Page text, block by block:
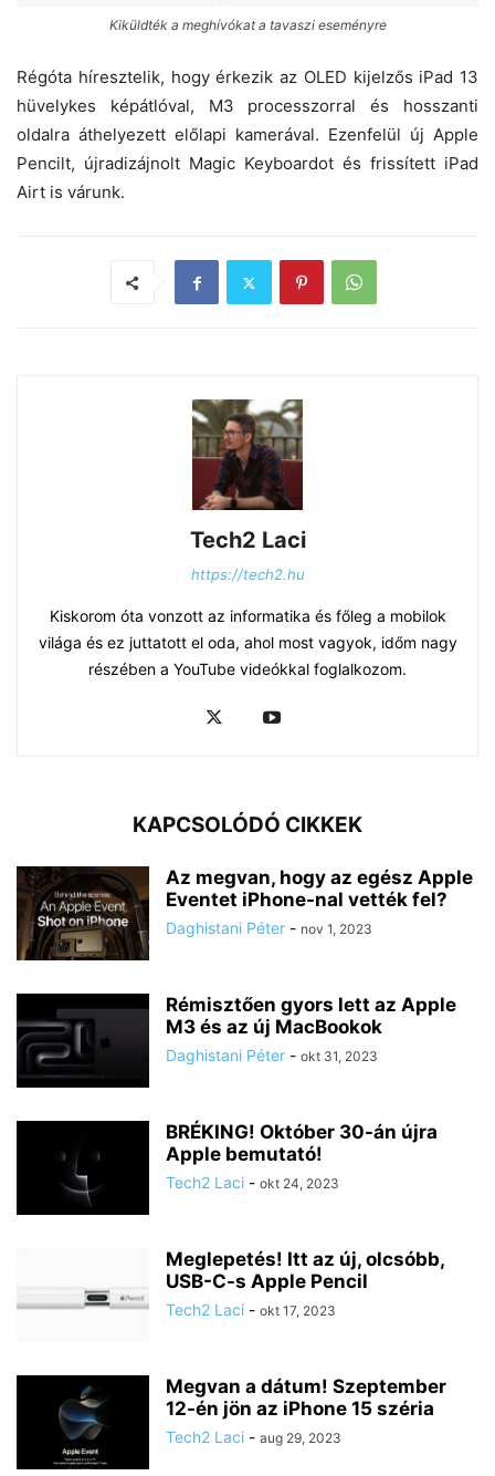
Kiküldték a meghívókat a tavaszi eseményre
Régóta híresztelik, hogy érkezik az OLED kijelzős iPad 13
hüvelykes képátlóval, M3 processzorral és hosszanti
oldalra áthelyezett előlapi kamerával. Ezenfelül új Apple
Pencilt, újradizájnolt Magic Keyboardot és frissített iPad
Airt is várunk.
Tech2 Laci
https://tech2.hu
Kiskorom óta vonzott az informatika és főleg a mobilok
világa és ez juttatott el oda, ahol most vagyok, időm nagy
részében a YouTube videókkal foglalkozom.
KAPCSOLÓDÓ CIKKEK
Az megvan, hogy az egész Apple
Eventet iPhone-nal vették fel?
Daghistani Péter - nov 1, 2023
Rémisztően gyors lett az Apple
M3 és az új MacBookok
Daghistani Péter - okt 31, 2023
BRÉKING! Október 30-án újra
Apple bemutató!
Tech2 Laci - okt 24, 2023
Meglepetés! Itt az új, olcsóbb,
USB-C-s Apple Pencil
Tech2 Laci - okt 17, 2023
Megvan a dátum! Szeptember
12-én jön az iPhone 15 széria
Tech2 Laci - aug 29, 2023